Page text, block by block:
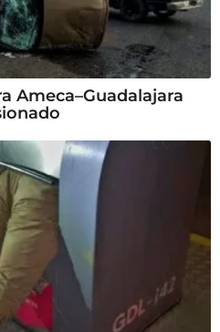
Ameca–Guadalajara